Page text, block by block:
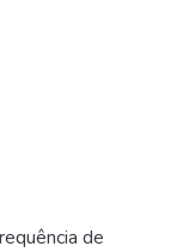
de